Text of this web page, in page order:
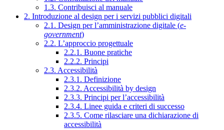
1.3. Contribuisci al manuale
2. Introduzione al design per i servizi pubblici digitali
2.1. Design per l’amministrazione digitale (e-
government)
2.2. L’approccio progettuale
2.2.1. Buone pratiche
2.2.2. Principi
2.3. Accessibilità
2.3.1. Definizione
2.3.2. Accessibilità by design
2.3.3. Principi per l’accessibilità
2.3.4. Linee guida e criteri di successo
2.3.5. Come rilasciare una dichiarazione di
accessibilità